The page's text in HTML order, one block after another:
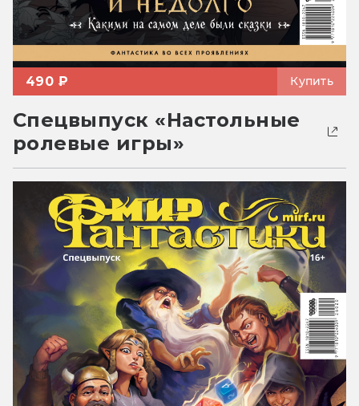
490 ₽ Купить
Спецвыпуск «Настольные
ролевые игры»